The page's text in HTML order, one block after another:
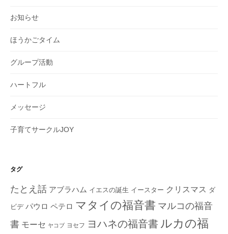
お知らせ
ほうかごタイム
グループ活動
ハートフル
メッセージ
子育てサークルJOY
タグ
たとえ話 アブラハム イエスの誕生 イースター クリスマス ダ
ビデ パウロ ペテロ マタイの福音書 マルコの福音
書 モーセ ヤコブ ヨセフ ヨハネの福音書 ルカの福